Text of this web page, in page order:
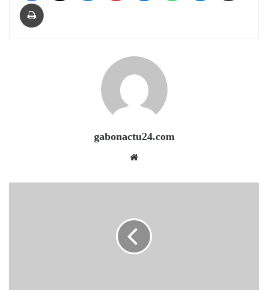
Print
gabonactu24.com